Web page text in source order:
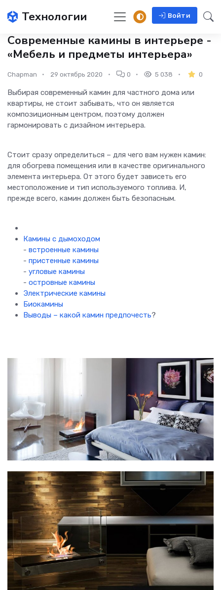
Технологии Войти
Современные камины в интерьере -
«Мебель и предметы интерьера»
Chapman 29 октябрь 2020 0 5 038 0
Выбирая современный камин для частного дома или
квартиры, не стоит забывать, что он является
композиционным центром, поэтому должен
гармонировать с дизайном интерьера.
Стоит сразу определиться – для чего вам нужен камин:
для обогрева помещения или в качестве оригинального
элемента интерьера. От этого будет зависеть его
местоположение и тип используемого топлива. И,
прежде всего, камин должен быть безопасным.
Камины с дымоходом
- встроенные камины
- пристенные камины
- угловые камины
- островные камины
Электрические камины
Биокамины
Выводы – какой камин предпочесть?